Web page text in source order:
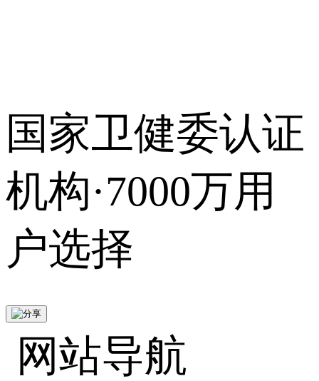
国家卫健委认证
机构·7000万用
户选择
网站导航